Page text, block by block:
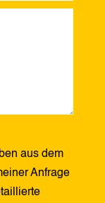
aus dem
Anfrage